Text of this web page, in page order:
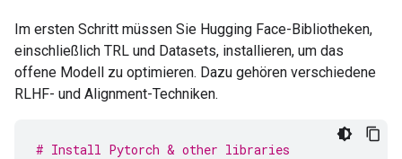
Im ersten Schritt müssen Sie Hugging Face-Bibliotheken,
einschließlich TRL und Datasets, installieren, um das
offene Modell zu optimieren. Dazu gehören verschiedene
RLHF- und Alignment-Techniken.
# Install Pytorch & other libraries